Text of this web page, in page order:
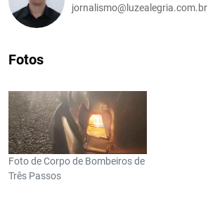
jornalismo@luzealegria.com.br
Fotos
Foto de Corpo de Bombeiros de
Três Passos